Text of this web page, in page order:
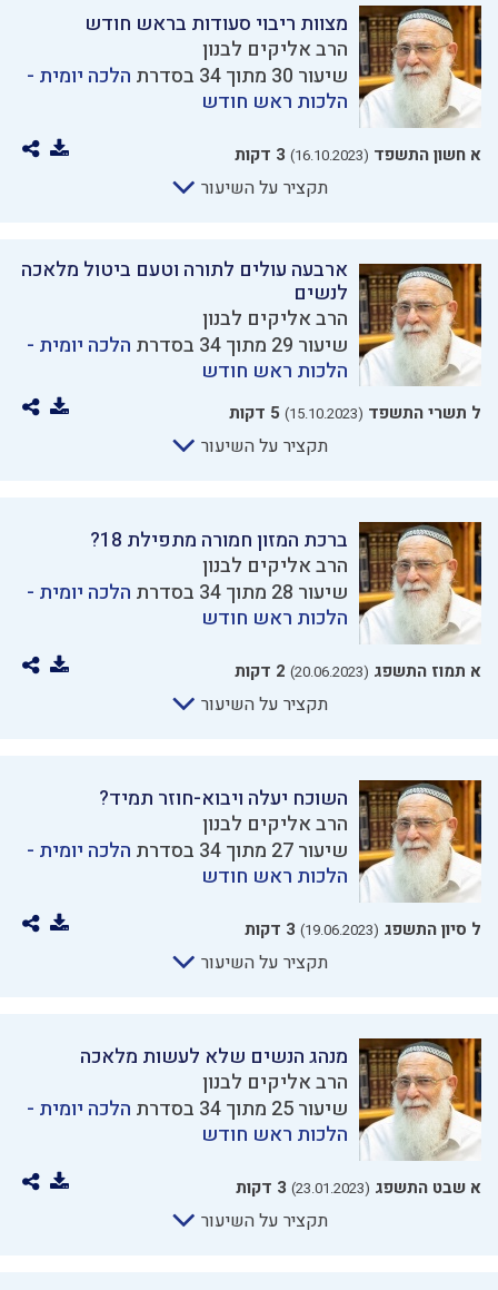
מצוות ריבוי סעודות בראש חודש
הרב אליקים לבנון
שיעור 30 מתוך 34 בסדרת
הלכה יומית -
הלכות ראש חודש
א חשון התשפד (16.10.2023) 3 דקות
תקציר על השיעור
ארבעה עולים לתורה וטעם ביטול מלאכה
לנשים
הרב אליקים לבנון
שיעור 29 מתוך 34 בסדרת
הלכה יומית -
הלכות ראש חודש
ל תשרי התשפד (15.10.2023) 5 דקות
תקציר על השיעור
ברכת המזון חמורה מתפילת 18?
הרב אליקים לבנון
שיעור 28 מתוך 34 בסדרת
הלכה יומית -
הלכות ראש חודש
א תמוז התשפג (20.06.2023) 2 דקות
תקציר על השיעור
השוכח יעלה ויבוא-חוזר תמיד?
הרב אליקים לבנון
שיעור 27 מתוך 34 בסדרת
הלכה יומית -
הלכות ראש חודש
ל סיון התשפג (19.06.2023) 3 דקות
תקציר על השיעור
מנהג הנשים שלא לעשות מלאכה
הרב אליקים לבנון
שיעור 25 מתוך 34 בסדרת
הלכה יומית -
הלכות ראש חודש
א שבט התשפג (23.01.2023) 3 דקות
תקציר על השיעור